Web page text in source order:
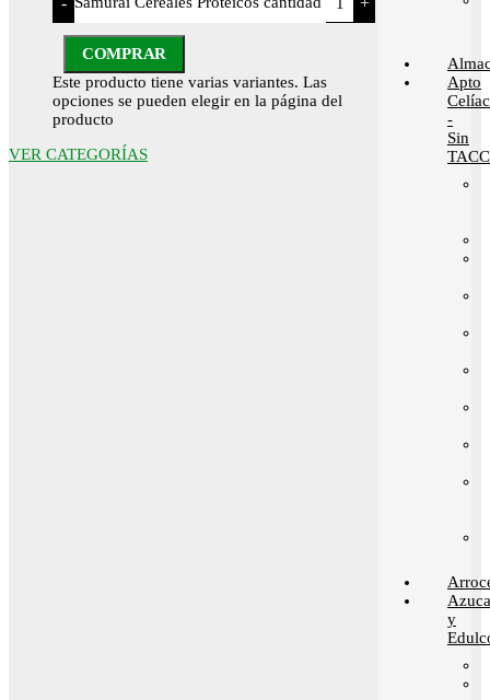
COMPRAR
Este producto tiene varias variantes. Las
opciones se pueden elegir en la página del
producto
VER CATEGORÍAS
Apto
-
Sin
TACC
y